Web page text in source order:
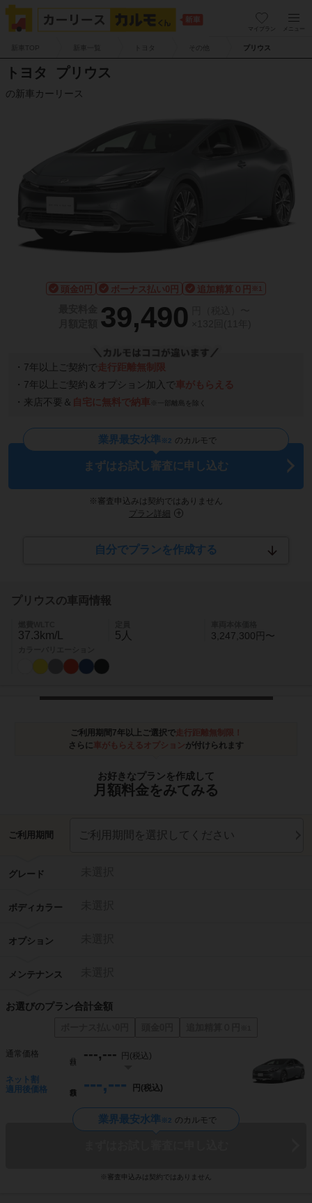
マイプラン メニュー
新車TOP その他 プリウス
トヨタ プリウス
の新車カーリース
頭金0円 ボーナス払い0円 追加精算０円 ※1
39,490
・7年以上ご契約で 走行距離無制限
・7年以上ご契約＆オプション加入で 車がもらえる
・来店不要＆ 自宅に無料で納車※一部離島を除く
業界最安水準※2 のカルモで
まずはお試し審査に申し込む
※審査申込みは契約ではありません
プラン詳細
自分でプランを作成する
プリウスの車両情報
37.3km/L 5人 3,247,300円〜
ご利用期間7年以上ご選択で走行距離無制限！
さらに 車がもらえるオプション が付けられます
お好きなプランを作成して
月額料金をみてみる
ご利用期間 ご利用期間を選択してください
グレード
ボディカラー
オプション
メンテナンス
お選びのプラン合計金額
通常価格 ---,--- 円(税込)
ネット割
適用後価格
---,--- 円(税込)
業界最安水準※2 のカルモで
※審査申込みは契約ではありません